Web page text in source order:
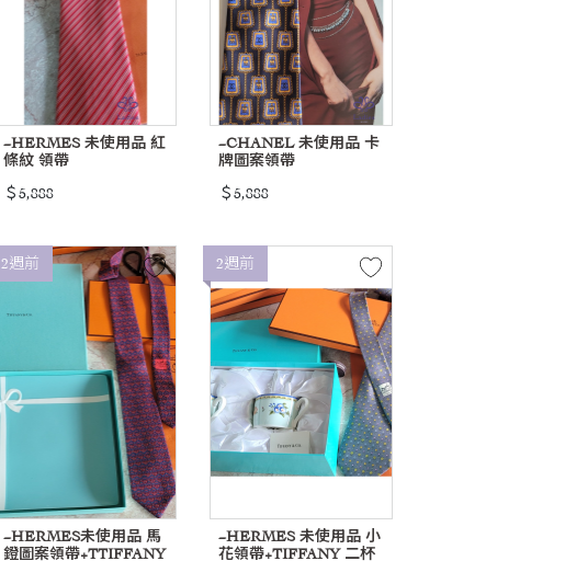
~HERMES 未使用品 紅
條紋 領帶
＄5,888
~CHANEL 未使用品 卡
牌圖案領帶
＄5,888
2週前
~HERMES未使用品 馬
鐙圖案領帶+TTIFFANY
2週前
~HERMES 未使用品 小
花領帶+TIFFANY 二杯